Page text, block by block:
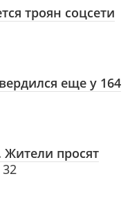
троян соцсети
еще у 164
Жители просят
32